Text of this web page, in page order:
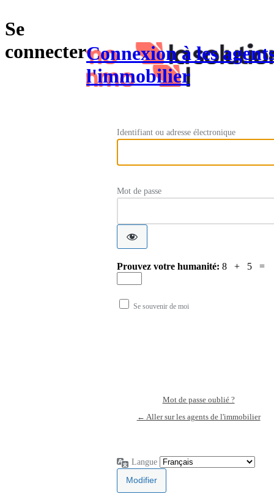
Se
connecterConnexion à les
l'immobilier
Identifiant ou adresse électronique
Mot de passe
Prouvez votre humanité: 8 + 5 =
Se souvenir de moi
Mot de passe oublié ?
← Aller sur les agents de l'immobilier
Langue